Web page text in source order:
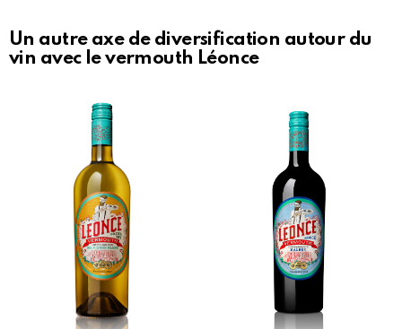
Un autre axe de diversification autour du
vin avec le vermouth Léonce